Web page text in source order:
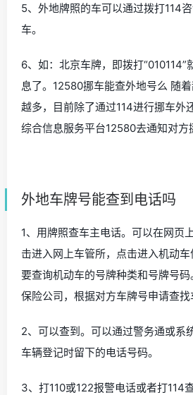
5、外地牌照的车可以通过拨打114
车。
6、如：北京车牌，即拨打“010114”
息了。12580挪车能查外地号么 随
越多，目前除了通过114进行挪车外
综合信息服务平台12580去通知对方
外地车牌号能查到电话吗
1、用牌照查车主电话。可以在网页
击进入网上车管所，点击进入机动
要查询机动车的号牌种类和号牌号
保险公司，根据对方车牌号申请查找
2、可以查到。可以通过警务通或系
车辆登记时留下的电话号码。
3、打110或122报警电话或者打114